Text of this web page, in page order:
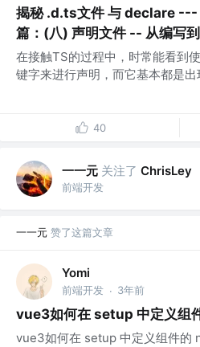
揭秘 .d.ts文件 与 declare
篇：(八) 声明文件 -- 从编写
在接触TS的过程中，时常能看到
键字来进行声明，而它基本都是出
40
一一元 关注了 ChrisLey
前端开发
一一元 赞了这篇文章
Yomi
前端开发 · 3年前
vue3如何在 setup 中定义组
vue3如何在 setup 中定义组件的